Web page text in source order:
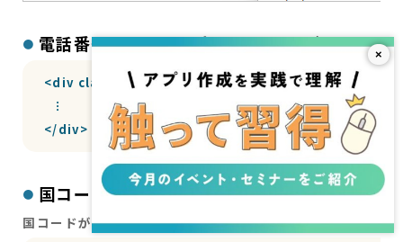
電話番号フィールド全体を囲うタグ
<div class="sp-form-phone">
  ︙
</div>
国コードのプルダウンを生成するタグ（許可
国コードが「全て」に設定されている場合）
×